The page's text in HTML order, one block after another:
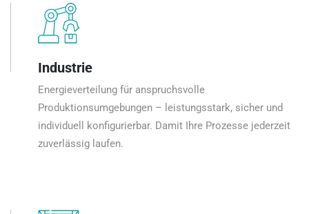
Industrie
Energieverteilung für anspruchsvolle
Produktionsumgebungen – leistungsstark, sicher und
individuell konfigurierbar. Damit Ihre Prozesse jederzeit
zuverlässig laufen.